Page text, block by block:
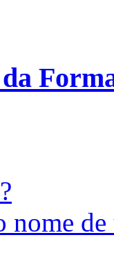
nome